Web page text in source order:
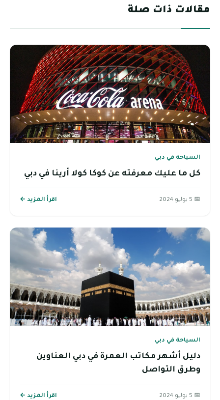
مقالات ذات صلة
السياحة في دبي
كل ما عليك معرفته عن كوكا كولا أرينا في دبي
📅 5 يوليو 2024 اقرأ المزيد ←
السياحة في دبي
دليل أشهر مكاتب العمرة في دبي العناوين
وطرق التواصل
📅 5 يوليو 2024 اقرأ المزيد ←